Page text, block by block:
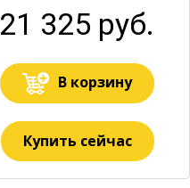
21 325 руб.
В корзину
Купить сейчас